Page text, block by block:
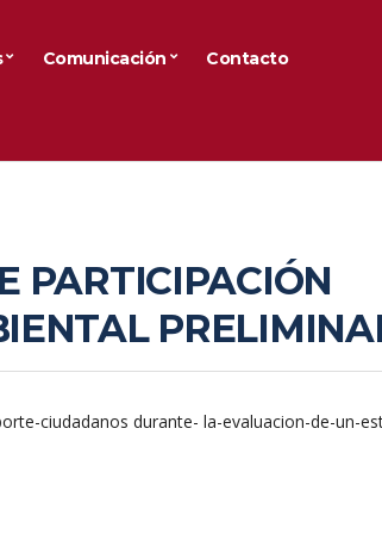
Comunicación Contacto
PARTICIPACIÓN
ciudadanos durante- la-evaluacion-de-un-